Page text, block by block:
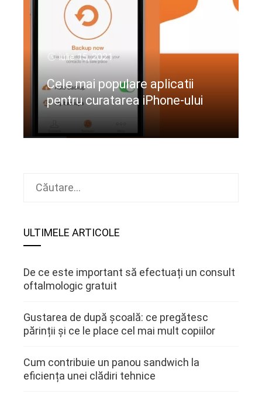
iulie 15, 2021
Cele mai populare aplicatii
pentru curatarea iPhone-ului
CIteste mai departe
Caută
ULTIMELE ARTICOLE
De ce este important să efectuați un consult
oftalmologic gratuit
Gustarea de după școală: ce pregătesc
părinții și ce le place cel mai mult copiilor
Cum contribuie un panou sandwich la
eficiența unei clădiri tehnice